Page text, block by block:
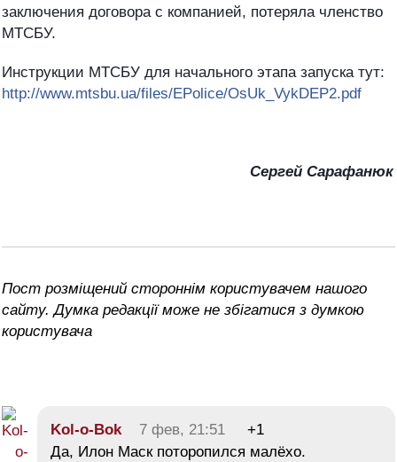
заключения договора с компанией, потеряла членство
МТСБУ.
Инструкции МТСБУ для начального этапа запуска тут:
http://www.mtsbu.ua/files/EPolice/OsUk_VykDEP2.pdf
Сергей Сарафанюк
Пост розміщений стороннім користувачем нашого
сайту. Думка редакції може не збігатися з думкою
користувача
Kol-o-Bok 7 фев, 21:51
+1
Да, Илон Маск поторопился малёхо.